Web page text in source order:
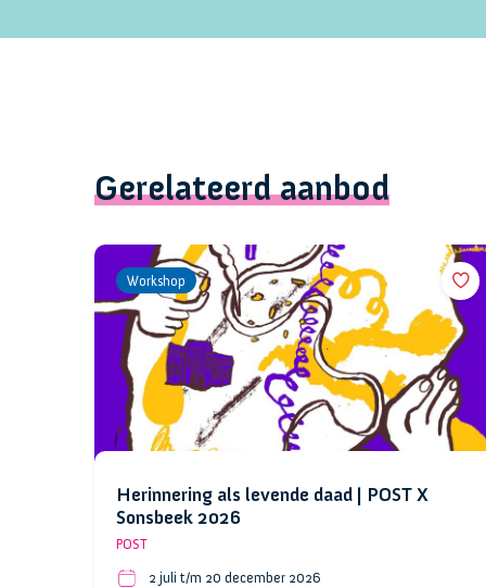
Gerelateerd aanbod
Workshop
Herinnering als levende daad | POST X
Sonsbeek 2026
POST
2 juli t/m 20 december 2026